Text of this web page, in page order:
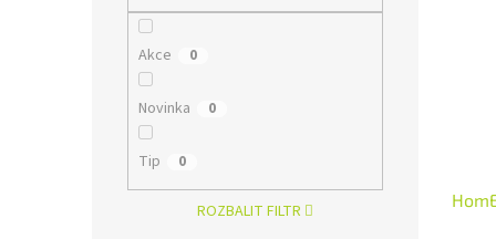
Akce 0
Novinka 0
Tip 0
ROZBALIT FILTR